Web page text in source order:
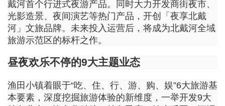
戴河首个行进式夜游产品。同时大力开发商街夜市、
光影造景、夜间演艺等热门产品，开创「夜享北戴
河」文旅品牌。未来投入运营后，将成为北戴河全域
旅游示范区的标杆之作。
昼夜欢乐不停的9大主题业态
渔田小镇着眼于“吃、住、行、游、购、娱”6大旅游基
本要素，深度挖掘旅游体验的新维度，一举开发9大